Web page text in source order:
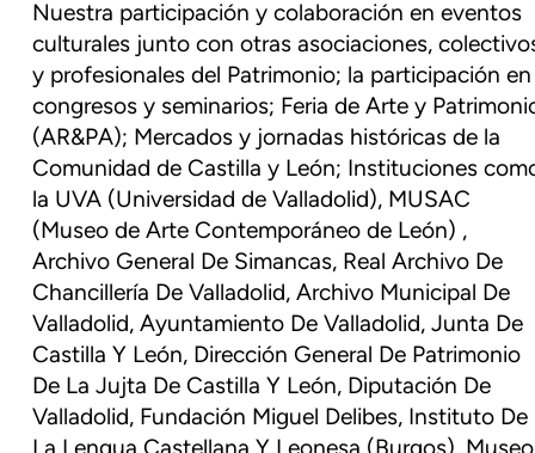
Nuestra participación y colaboración en eventos
culturales junto con otras asociaciones,
y profesionales del Patrimonio; la participación en
congresos y seminarios; Feria de Arte y
(AR&PA); Mercados y jornadas históricas de la
Comunidad de Castilla y León; Instituciones
la UVA (Universidad de Valladolid), MUSAC
(Museo de Arte Contemporáneo de León) ,
Archivo General De Simancas, Real Archivo De
Chancillería De Valladolid, Archivo Municipal De
Valladolid, Ayuntamiento De Valladolid, Junta De
Castilla Y León, Dirección General De Patrimonio
De La Jujta De Castilla Y León, Diputación De
Valladolid, Fundación Miguel Delibes, Instituto De